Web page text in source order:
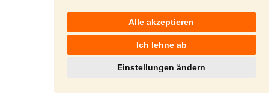
Alle akzeptieren
Ich lehne ab
Einstellungen ändern